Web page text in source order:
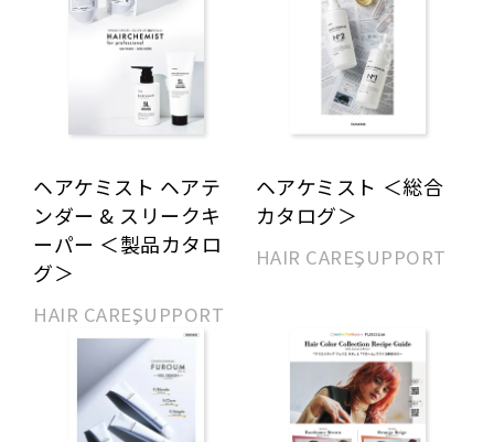
ヘアケミスト ヘアテ
ンダー & スリークキ
ーパー ＜製品カタロ
グ＞
HAIR CARESUPPORT
ヘアケミスト ＜総合
カタログ＞
HAIR CARESUPPORT